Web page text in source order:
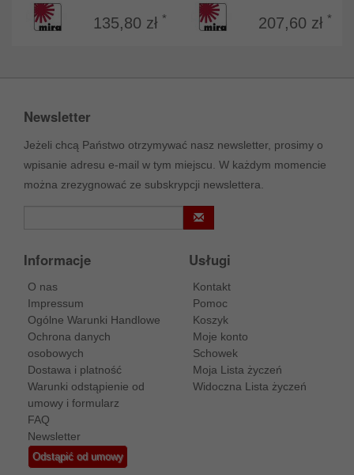
135,80 zł * 207,60 zł *
Newsletter
Jeżeli chcą Państwo otrzymywać nasz newsletter, prosimy o
wpisanie adresu e-mail w tym miejscu. W każdym momencie
można zrezygnować ze subskrypcji newslettera.
Informacje
O nas
Impressum
Ogólne Warunki Handlowe
Ochrona danych
osobowych
Dostawa i platność
Warunki odstąpienie od
umowy i formularz
FAQ
Newsletter
Odstąpić od umowy
Usługi
Kontakt
Pomoc
Koszyk
Moje konto
Schowek
Moja Lista życzeń
Widoczna Lista życzeń